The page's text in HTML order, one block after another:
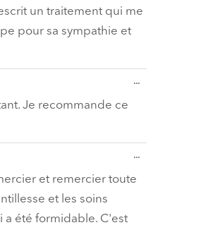
un traitement qui me
pour sa sympathie et
ein-/ausblenden.
Je recommande ce
...Diese
et remercier toute
et les soins
a été formidable. C'est
...Diese